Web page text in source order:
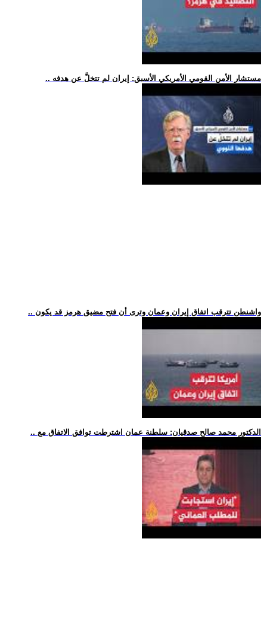
.. مستشار الأمن القومي الأمريكي الأسبق: إيران لم تتخلَّ عن هدفه
.. واشنطن تترقب اتفاق إيران وعمان وترى أن فتح مضيق هرمز قد يكون
.. الدكتور محمد صالح صدقيان: سلطنة عمان اشترطت توافق الاتفاق مع